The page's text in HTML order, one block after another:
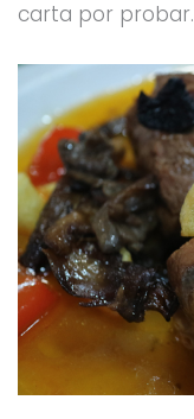
carta por probar.